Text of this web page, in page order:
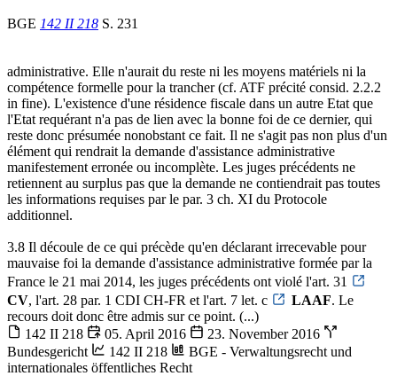
BGE 142 II 218 S. 231
administrative. Elle n'aurait du reste ni les moyens matériels ni la
compétence formelle pour la trancher (cf. ATF précité consid. 2.2.2
in fine). L'existence d'une résidence fiscale dans un autre Etat que
l'Etat requérant n'a pas de lien avec la bonne foi de ce dernier, qui
reste donc présumée nonobstant ce fait. Il ne s'agit pas non plus d'un
élément qui rendrait la demande d'assistance administrative
manifestement erronée ou incomplète. Les juges précédents ne
retiennent au surplus pas que la demande ne contiendrait pas toutes
les informations requises par le par. 3 ch. XI du Protocole
additionnel.
3.8 Il découle de ce qui précède qu'en déclarant irrecevable pour
mauvaise foi la demande d'assistance administrative formée par la
France le 21 mai 2014, les juges précédents ont violé l'art. 31
CV, l'art. 28 par. 1 CDI CH-FR et l'art. 7 let. c LAAF. Le
recours doit donc être admis sur ce point. (...)
142 II 218
05. April 2016
23. November 2016
Bundesgericht
142 II 218
BGE - Verwaltungsrecht und
internationales öffentliches Recht